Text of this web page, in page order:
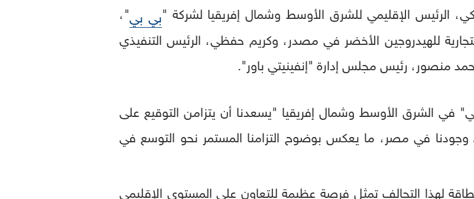
الرئيس الإقليمي للشرق الأوسط وشمال إفريقيا لشركة "بي بي"،
للهيدروجين الأخضر في مصدر، وكريم حفظي، الرئيس التنفيذي
منصور، رئيس مجلس إدارة "إنفينيتي باور".
في الشرق الأوسط وشمال إفريقيا "يسعدنا أن يتزامن التوقيع على
احتفالنا بمرور 60 عاما على وجودنا في مصر، ما يعكس بوضوح التزامنا المستمر نحو التوسع في
لهذا التحالف تمثل فرصة عظيمة للتعاون على المستوى الإقليمي